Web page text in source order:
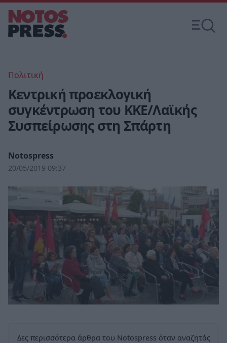
Πολιτική
Κεντρική προεκλογική
συγκέντρωση του ΚΚΕ/Λαϊκής
Συσπείρωσης στη Σπάρτη
Notospress
20/05/2019 09:37
Δες περισσότερα άρθρα του Notospress όταν αναζητάς